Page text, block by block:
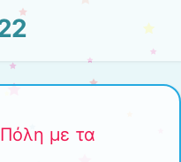
με τα